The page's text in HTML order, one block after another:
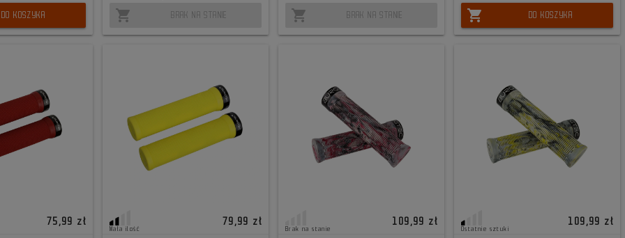
DO KOSZYKA shopping_cart BRAK NA STANIE shopping_cart BRAK NA STANIE shopping_cart DO KOSZYKA
75,99 zł
Mała ilość
79,99 zł
Brak na stanie
109,99 zł
Ostatnie sztuki
109,99 zł